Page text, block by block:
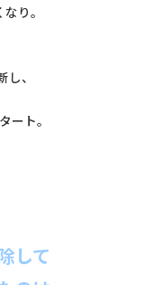
り。
、
ート。
して